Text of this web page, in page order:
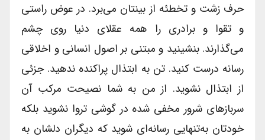
حرف زشت و تخطئه از بینتان می‌برد. در عوض راستی
و تقوا و برادری را همه عقلای دنیا روی چشم
می‌گذارند. بنشینید و مبتنی بر اصول انسانی و اخلاقی
رسانه درست کنید. تن به ابتذال پراکنده ندهید. جزئی
از ابتذال نشوید. از من به شما نصیحت مرکب آن
سربازهای شرور مخفی شده در گوشی تروا نشوید بلکه
خودتان به‌تنهایی رسانه‌ای شوید که دیگران دلشان به